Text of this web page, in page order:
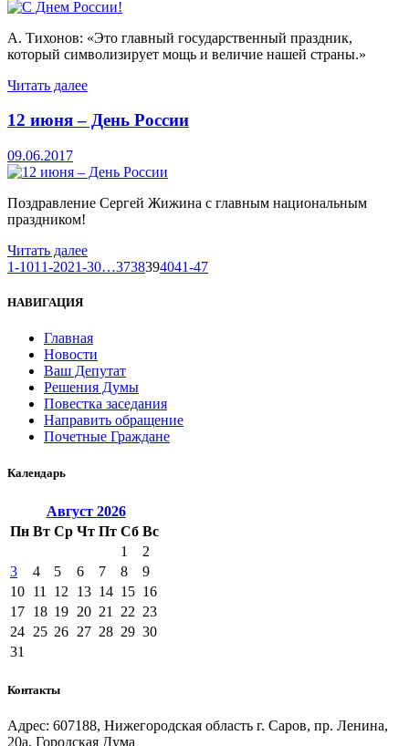
А. Тихонов: «Это главный государственный праздник,
который символизирует мощь и величие нашей страны.»
Читать далее
12 июня – День России
09.06.2017
Поздравление Сергей Жижина с главным национальным
праздником!
Читать далее
1-1011-2021-30…3738394041-47
НАВИГАЦИЯ
Главная
Новости
Ваш Депутат
Решения Думы
Повестка заседания
Направить обращение
Почетные Граждане
Календарь
Август 2026
Пн Вт Ср Чт Пт Сб Вс
1
2
3
4 5 6 7 8
9
10 11 12 13 14 15 16
17 18 19 20 21 22 23
24 25 26 27 28 29 30
31
Контакты
Адрес: 607188, Нижегородская область г. Саров, пр. Ленина,
20а, Городская Дума